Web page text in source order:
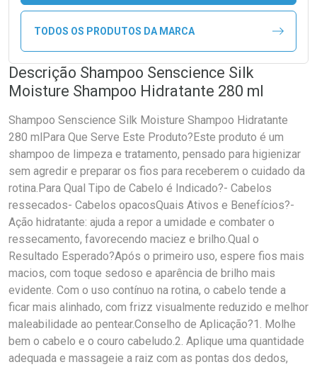
TODOS OS PRODUTOS DA MARCA
Descrição Shampoo Senscience Silk
Moisture Shampoo Hidratante 280 ml
Shampoo Senscience Silk Moisture Shampoo Hidratante
280 mlPara Que Serve Este Produto?Este produto é um
shampoo de limpeza e tratamento, pensado para higienizar
sem agredir e preparar os fios para receberem o cuidado da
rotina.Para Qual Tipo de Cabelo é Indicado?- Cabelos
ressecados- Cabelos opacosQuais Ativos e Benefícios?-
Ação hidratante: ajuda a repor a umidade e combater o
ressecamento, favorecendo maciez e brilho.Qual o
Resultado Esperado?Após o primeiro uso, espere fios mais
macios, com toque sedoso e aparência de brilho mais
evidente. Com o uso contínuo na rotina, o cabelo tende a
ficar mais alinhado, com frizz visualmente reduzido e melhor
maleabilidade ao pentear.Conselho de Aplicação?1. Molhe
bem o cabelo e o couro cabeludo.2. Aplique uma quantidade
adequada e massageie a raiz com as pontas dos dedos,